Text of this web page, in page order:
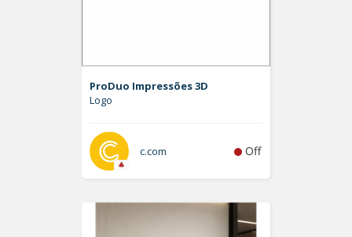
ProDuo Impressões 3D
Logo
c.com Off